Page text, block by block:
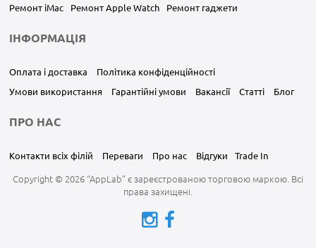
Copyright © 2026 “AppLab” є зареєстрованою торговою маркою. Всі
права захищені.
Ремонт iMac
Ремонт Apple Watch Ремонт гаджети
ІНФОРМАЦІЯ
Оплата і доставка
Політика конфіденційності
Умови використання
Гарантійні умови Вакансії Статті Блог
ПРО НАС
Контакти всіх філій Переваги Про нас Відгуки Trade In